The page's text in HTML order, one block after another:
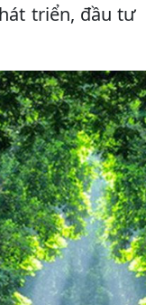
triển, đầu tư